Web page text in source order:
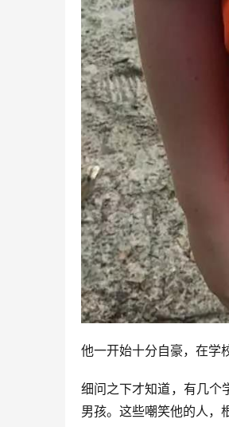
他一开始十分自豪，在学
细问之下才知道，有几个
男孩。这些嘲笑他的人，